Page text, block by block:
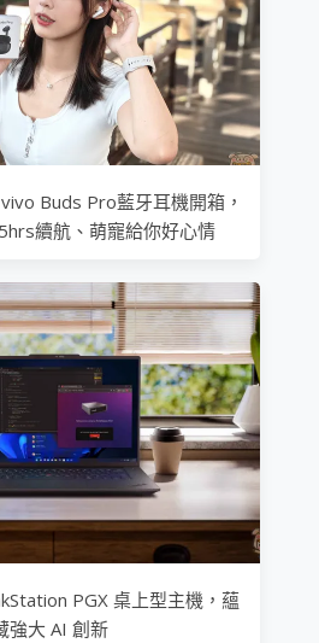
Buds Pro藍牙耳機開箱，
續航、萌寵給你好心情
PGX 桌上型主機，蘊
強大 AI 創新